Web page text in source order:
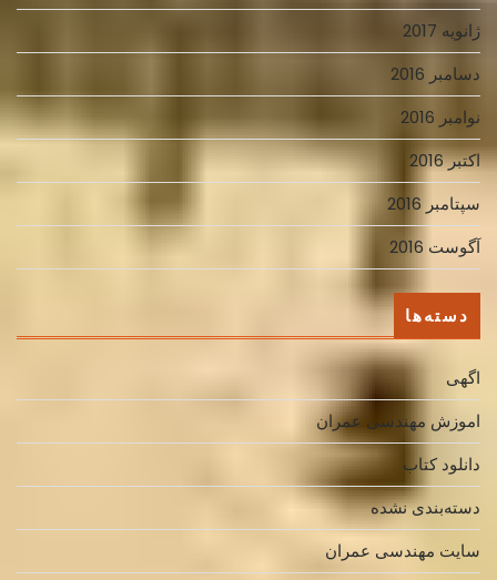
ژانویه 2017
دسامبر 2016
نوامبر 2016
اکتبر 2016
سپتامبر 2016
آگوست 2016
دسته‌ها
اگهی
اموزش مهندسی عمران
دانلود کتاب
دسته‌بندی نشده
سایت مهندسی عمران